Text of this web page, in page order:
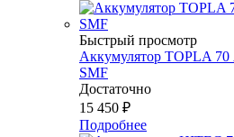
Быстрый просмотр
Аккумулятор TOPLA
SMF
Достаточно
15 450 ₽
Подробнее